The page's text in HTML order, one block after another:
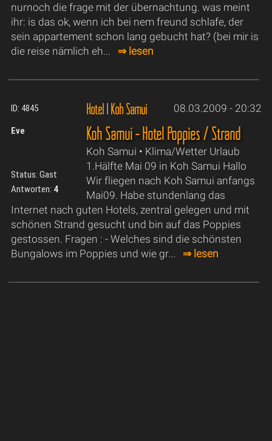
nurnoch die frage mit der übernachtung. was meint
ihr: is das ok, wenn ich bei nem freund schlafe, der
sein appartement schon lang gebucht hat? (bei mir is
die reise nämlich eh... ⇒ lesen
ID: 4845 Hotel|Koh Samui 08.03.2009 - 20:32
Eve
Status: Gast
Antworten: 4
Koh Samui - Hotel Poppies / Strand
Koh Samui • Klima/Wetter Urlaub
1.Hälfte Mai 09 in Koh Samui Hallo
Wir fliegen nach Koh Samui anfangs
Mai09. Habe stundenlang das
Internet nach guten Hotels, zentral gelegen und mit
schönen Strand gesucht und bin auf das Poppies
gestossen. Fragen : - Welches sind die schönsten
Bungalows im Poppies und wie gr... ⇒ lesen